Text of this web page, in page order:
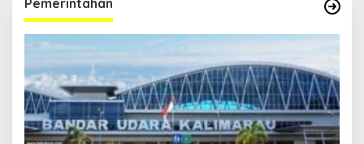
Pemerintahan